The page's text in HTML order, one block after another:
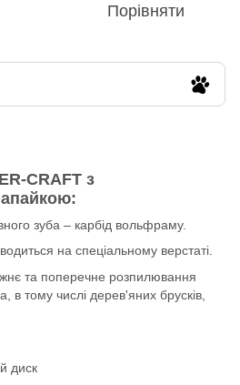
Порівняти
CRAFT з
зуба – карбід вольфраму.
на спеціальному верстаті.
та поперечне розпилювання
в тому числі дерев'яних брусків,
диск